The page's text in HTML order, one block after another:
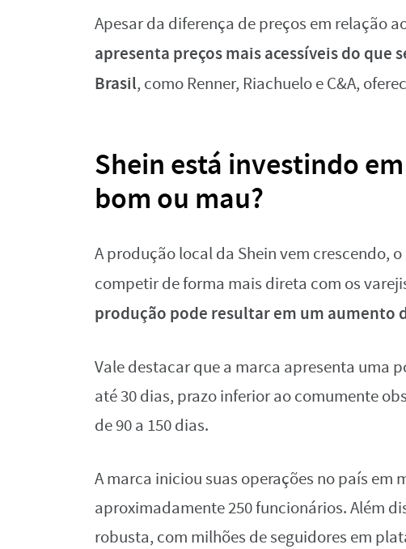
Apesar da diferença de preços em relação
apresenta preços mais acessíveis do que
Brasil, como Renner, Riachuelo e C&A,
Shein está investindo
bom ou mau?
A produção local da Shein vem crescendo,
competir de forma mais direta com os
produção pode resultar em um aumento
Vale destacar que a marca apresenta uma
até 30 dias, prazo inferior ao comumente
de 90 a 150 dias.
A marca iniciou suas operações no país em
aproximadamente 250 funcionários. Além
robusta, com milhões de seguidores em